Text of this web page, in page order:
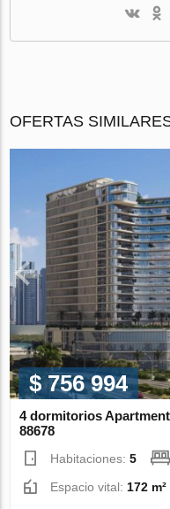
OFERTAS
$ 756 994
4 dormitorios
88678
Habitaciones:5
Espacio vital:172 m²